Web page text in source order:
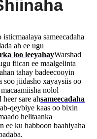
sameecadaha
ah ee ugu
loo leeyahayWarshad
fiican ee maalgelinta
tahay badeecooyin
soo jiidasho xayaysiis oo
nolol
sare ahsameecadaha
qeybiye kaas oo bixin
helitaanka
ee ku habboon baahiyaha